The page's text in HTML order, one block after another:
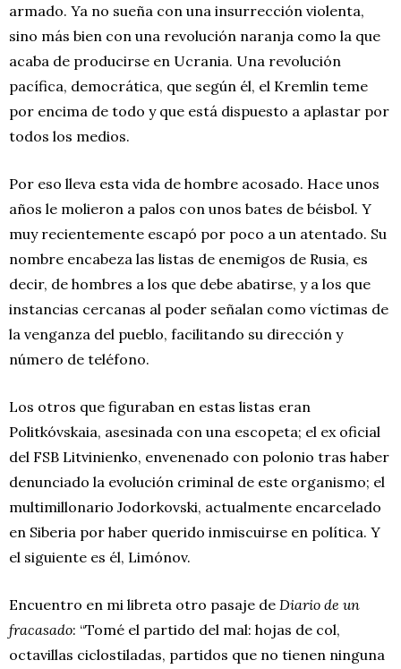
armado. Ya no sueña con una insurrección violenta,
sino más bien con una revolución naranja como la que
acaba de producirse en Ucrania. Una revolución
pacífica, democrática, que según él, el Kremlin teme
por encima de todo y que está dispuesto a aplastar por
todos los medios.
Por eso lleva esta vida de hombre acosado. Hace unos
años le molieron a palos con unos bates de béisbol. Y
muy recientemente escapó por poco a un atentado. Su
nombre encabeza las listas de enemigos de Rusia, es
decir, de hombres a los que debe abatirse, y a los que
instancias cercanas al poder señalan como víctimas de
la venganza del pueblo, facilitando su dirección y
número de teléfono.
Los otros que figuraban en estas listas eran
Politkóvskaia, asesinada con una escopeta; el ex oficial
del FSB Litvinienko, envenenado con polonio tras haber
denunciado la evolución criminal de este organismo; el
multimillonario Jodorkovski, actualmente encarcelado
en Siberia por haber querido inmiscuirse en política. Y
el siguiente es él, Limónov.
Encuentro en mi libreta otro pasaje de Diario de un
fracasado: “Tomé el partido del mal: hojas de col,
octavillas ciclostiladas, partidos que no tienen ninguna